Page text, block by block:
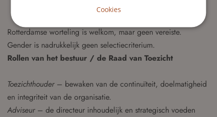
Rotterdamse worteling is welkom, maar geen vereiste.
Gender is nadrukkelijk geen selectiecriterium.
Rollen van het bestuur / de Raad van Toezicht
Toezichthouder– bewaken van de continuïteit, doelmatigheid
en integriteit van de organisatie.
Adviseur– de directeur inhoudelijk en strategisch voeden
Cookies